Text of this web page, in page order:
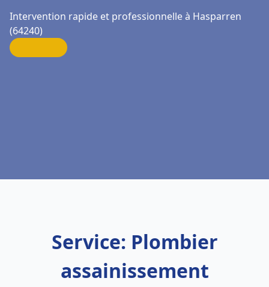
Intervention rapide et professionnelle à Hasparren
(64240)
Service: Plombier
assainissement